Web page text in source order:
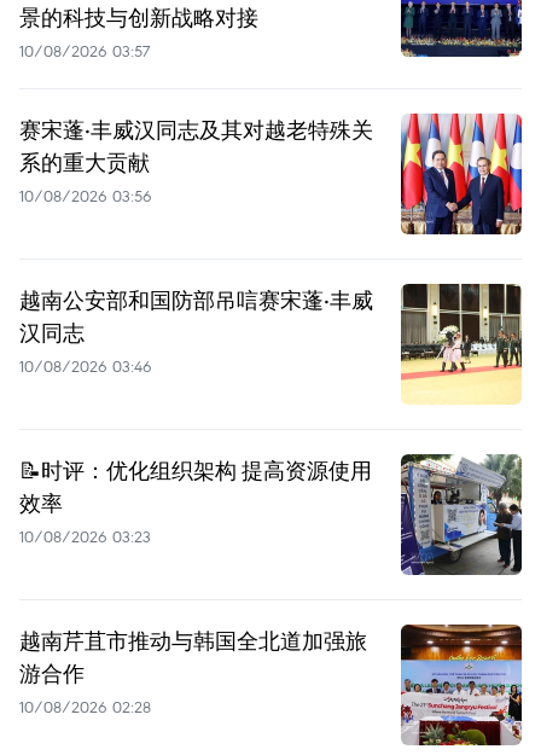
景的科技与创新战略对接
10/08/2026 03:57
赛宋蓬·丰威汉同志及其对越老特殊关
系的重大贡献
10/08/2026 03:56
越南公安部和国防部吊唁赛宋蓬·丰威
汉同志
10/08/2026 03:46
📝时评：优化组织架构 提高资源使用
效率
10/08/2026 03:23
越南芹苴市推动与韩国全北道加强旅
游合作
10/08/2026 02:28